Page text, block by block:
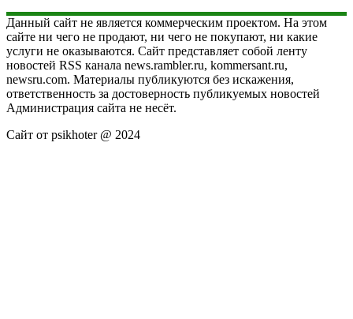
Данный сайт не является коммерческим проектом. На этом
сайте ни чего не продают, ни чего не покупают, ни какие
услуги не оказываются. Сайт представляет собой ленту
новостей RSS канала news.rambler.ru, kommersant.ru,
newsru.com. Материалы публикуются без искажения,
ответственность за достоверность публикуемых новостей
Администрация сайта не несёт.
Сайт от psikhoter @ 2024